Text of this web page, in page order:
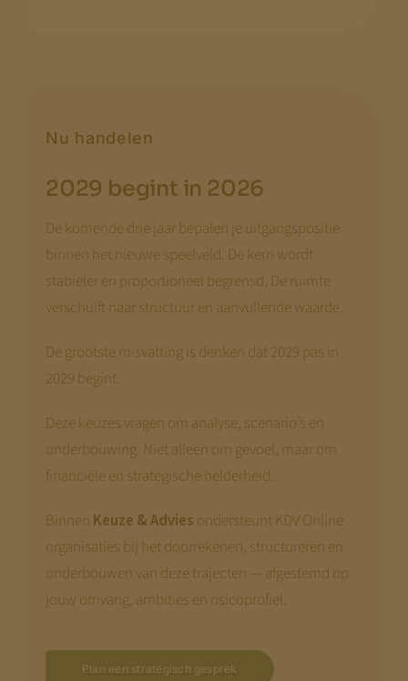
Nu handelen
2029 begint in 2026
De komende drie jaar bepalen je uitgangspositie
binnen het nieuwe speelveld. De kern wordt
stabieler en proportioneel begrensd. De ruimte
verschuift naar structuur en aanvullende waarde.
De grootste misvatting is denken dat 2029 pas in
2029 begint.
Deze keuzes vragen om analyse, scenario’s en
onderbouwing. Niet alleen om gevoel, maar om
financiële en strategische helderheid.
Binnen Keuze & Advies ondersteunt KDV Online
organisaties bij het doorrekenen, structureren en
onderbouwen van deze trajecten — afgestemd op
jouw omvang, ambities en risicoprofiel.
Plan een strategisch gesprek